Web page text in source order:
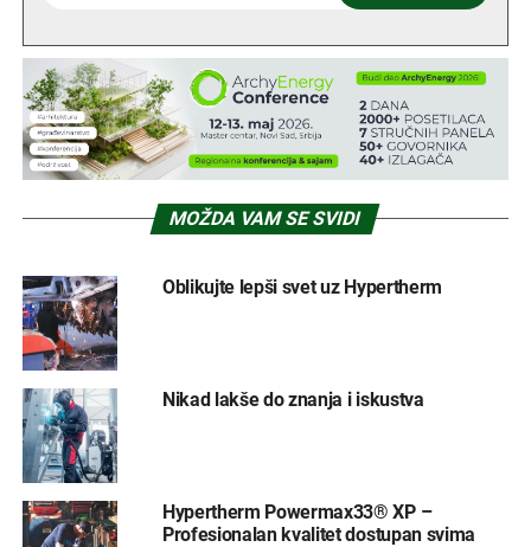
MOŽDA VAM SE SVIDI
Oblikujte lepši svet uz Hypertherm
Nikad lakše do znanja i iskustva
Hypertherm Powermax33® XP –
Profesionalan kvalitet dostupan svima